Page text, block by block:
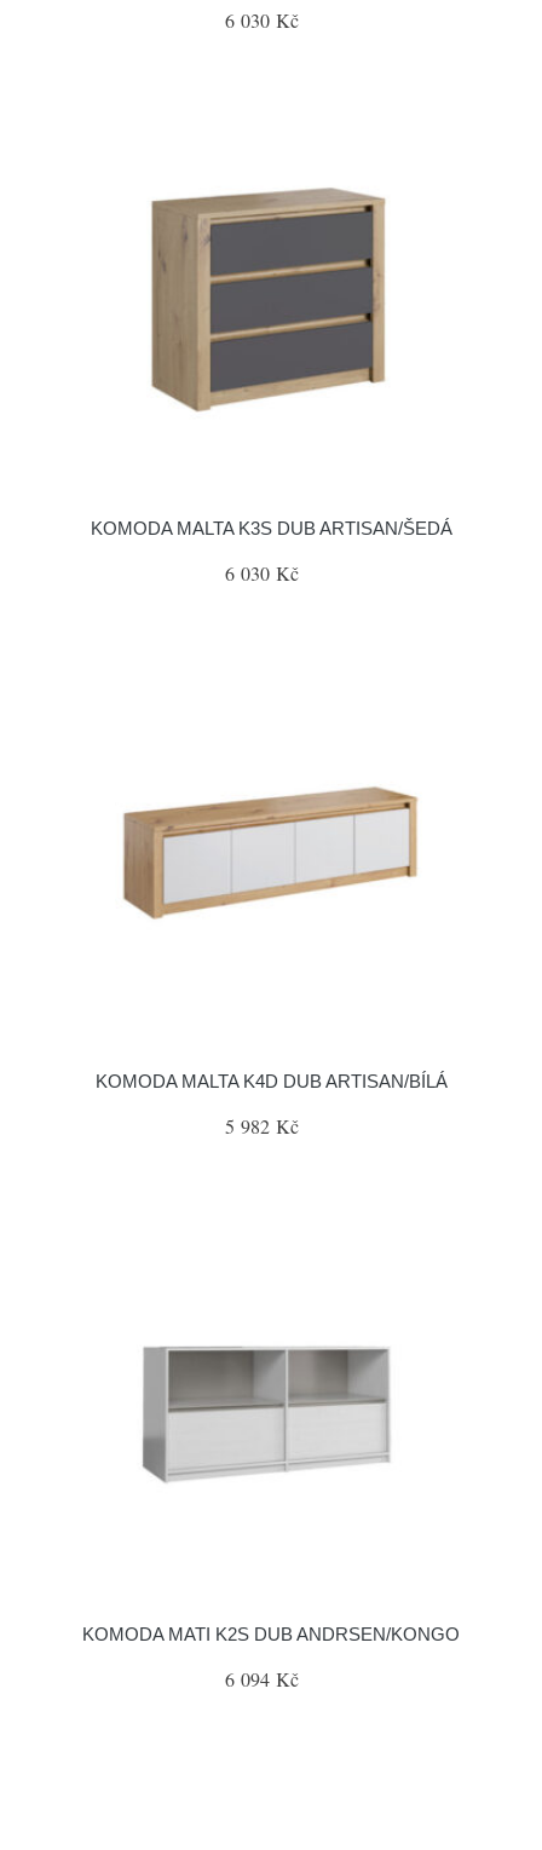
6 030 Kč
KOMODA MALTA K3S DUB ARTISAN/ŠEDÁ
6 030 Kč
KOMODA MALTA K4D DUB ARTISAN/BÍLÁ
5 982 Kč
KOMODA MATI K2S DUB ANDRSEN/KONGO
6 094 Kč